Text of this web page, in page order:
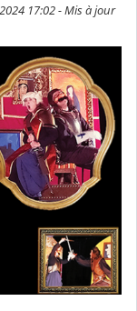
17:02 - Mis à jour